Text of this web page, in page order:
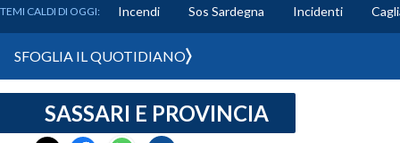
CRONACA SARDEGNA
TEMI CALDI DI OGGI: Incendi Sos Sardegna Incidenti
SFOGLIA IL QUOTIDIANO
SASSARI E PROVINCIA